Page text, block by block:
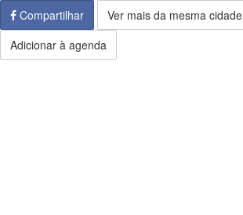
Compartilhar
Ver mais da mesma cidade
Adicionar à agenda